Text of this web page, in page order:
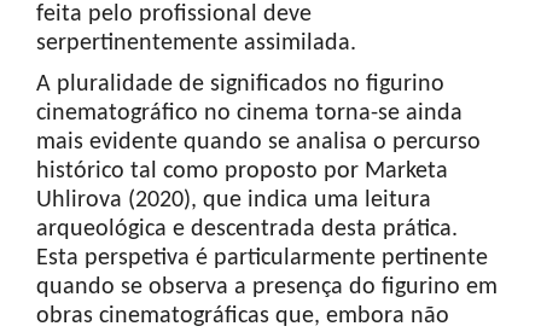
feita pelo profissional deve
serpertinentemente assimilada.
A pluralidade de significados no figurino
cinematográfico no cinema torna-se ainda
mais evidente quando se analisa o percurso
histórico tal como proposto por Marketa
Uhlirova (2020), que indica uma leitura
arqueológica e descentrada desta prática.
Esta perspetiva é particularmente pertinente
quando se observa a presença do figurino em
obras cinematográficas que, embora não